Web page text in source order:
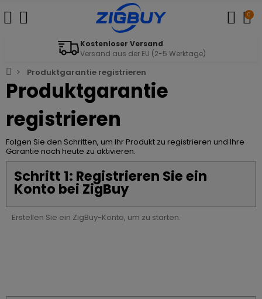
0
Kostenloser Versand
Versand aus der EU (2-5 Werktage)
Produktgarantie registrieren
Produktgarantie
registrieren
Folgen Sie den Schritten, um Ihr Produkt zu registrieren und Ihre
Garantie noch heute zu aktivieren.
Schritt 1: Registrieren Sie ein
Konto bei ZigBuy
Erstellen Sie ein ZigBuy-Konto, um zu starten.